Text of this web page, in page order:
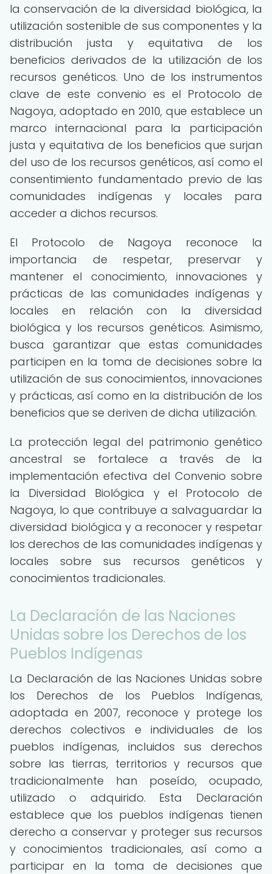
la conservación de la diversidad biológica, la
utilización sostenible de sus componentes y la
distribución justa y equitativa de los
beneficios derivados de la utilización de los
recursos genéticos. Uno de los instrumentos
clave de este convenio es el Protocolo de
Nagoya, adoptado en 2010, que establece un
marco internacional para la participación
justa y equitativa de los beneficios que surjan
del uso de los recursos genéticos, así como el
consentimiento fundamentado previo de las
comunidades indígenas y locales para
acceder a dichos recursos.
El Protocolo de Nagoya reconoce la
importancia de respetar, preservar y
mantener el conocimiento, innovaciones y
prácticas de las comunidades indígenas y
locales en relación con la diversidad
biológica y los recursos genéticos. Asimismo,
busca garantizar que estas comunidades
participen en la toma de decisiones sobre la
utilización de sus conocimientos, innovaciones
y prácticas, así como en la distribución de los
beneficios que se deriven de dicha utilización.
La protección legal del patrimonio genético
ancestral se fortalece a través de la
implementación efectiva del Convenio sobre
la Diversidad Biológica y el Protocolo de
Nagoya, lo que contribuye a salvaguardar la
diversidad biológica y a reconocer y respetar
los derechos de las comunidades indígenas y
locales sobre sus recursos genéticos y
conocimientos tradicionales.
La Declaración de las Naciones
Unidas sobre los Derechos de los
Pueblos Indígenas
La Declaración de las Naciones Unidas sobre
los Derechos de los Pueblos Indígenas,
adoptada en 2007, reconoce y protege los
derechos colectivos e individuales de los
pueblos indígenas, incluidos sus derechos
sobre las tierras, territorios y recursos que
tradicionalmente han poseído, ocupado,
utilizado o adquirido. Esta Declaración
establece que los pueblos indígenas tienen
derecho a conservar y proteger sus recursos
y conocimientos tradicionales, así como a
participar en la toma de decisiones que